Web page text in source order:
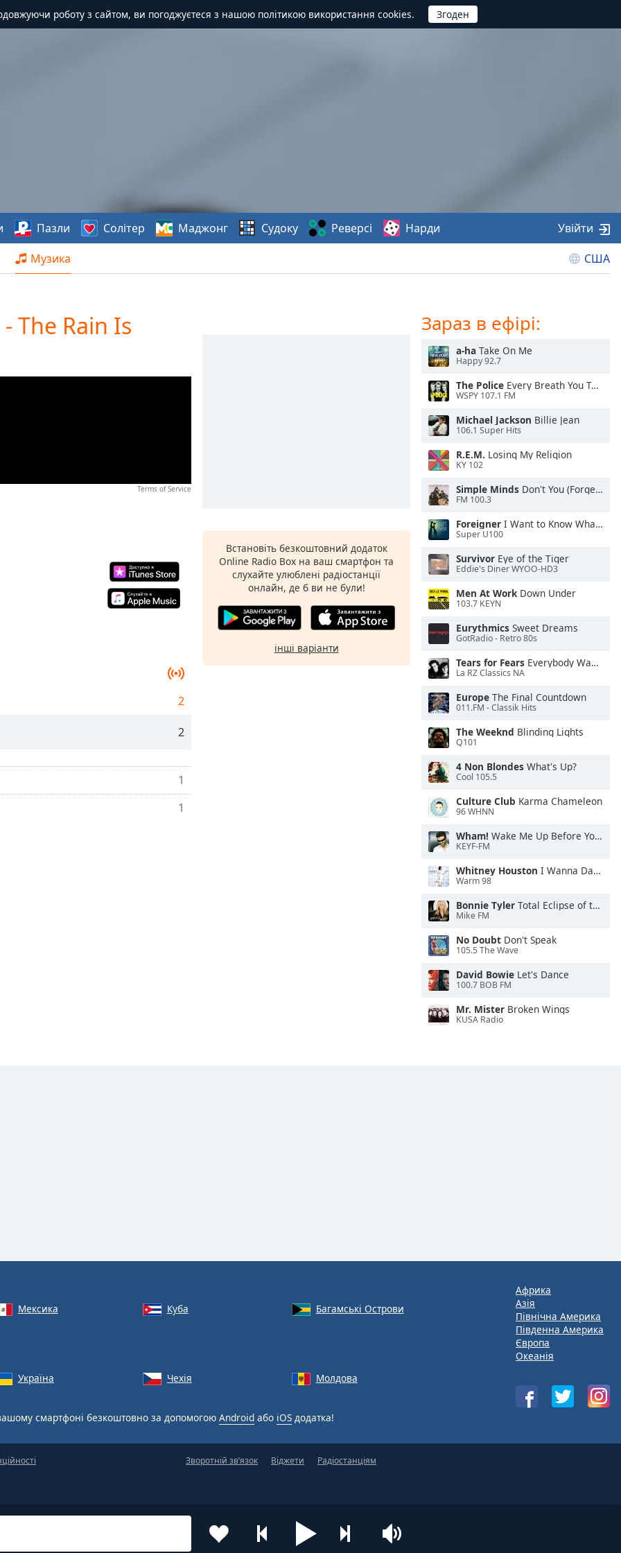
роботу з сайтом, ви погоджуєтеся з нашою політикою використання cookies.
Музика США
Пазли Солітер Маджонг Судоку Реверсі Нарди Увійти
The Rain Is
Terms of Service
2
2
1
1
Встановіть безкоштовний додаток
Online Radio Box на ваш смартфон та
слухайте улюблені радіостанції
онлайн, де б ви не були!
інші варіанти
Зараз в ефірі:
a-ha Take On Me
Happy 92.7
The Police Every Breath You Take
WSPY 107.1 FM
Michael Jackson Billie Jean
106.1 Super Hits
R.E.M. Losing My Religion
KY 102
Simple Minds Don't You (Forget About Me)
FM 100.3
Foreigner I Want to Know What Love Is
Super U100
Survivor Eye of the Tiger
Eddie's Diner WYOO-HD3
Men At WorkDown Under
103.7 KEYN
Eurythmics Sweet Dreams
GotRadio - Retro 80s
Tears for Fears Everybody Wants To Rule the World
La RZ Classics NA
Europe The Final Countdown
011.FM - Classik Hits
The Weeknd Blinding Lights
Q101
4 Non Blondes What's Up?
Cool 105.5
Culture Club Karma Chameleon
96 WHNN
Wham! Wake Me Up Before You Go-Go
KEYF-FM
Whitney Houston I Wanna Dance With Somebody
Warm 98
Bonnie Tyler Total Eclipse of the Heart
Mike FM
No Doubt Don't Speak
105.5 The Wave
David Bowie Let's Dance
100.7 BOB FM
Mr. Mister Broken Wings
KUSA Radio
Мексика Куба
Багамські Острови
Україна Чехія Молдова
смартфоні безкоштовно за допомогою Android або iOS додатка!
Африка
Азія
Північна Америка
Південна Америка
Європа
Океанія
Зворотній зв’язок Віджети Радіостанціям